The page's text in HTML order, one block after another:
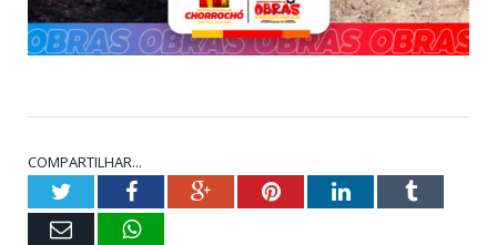
COMPARTILHAR...
TwitterFacebookGoogle+PinterestLinkedInTumblr
E-
WhatsApp